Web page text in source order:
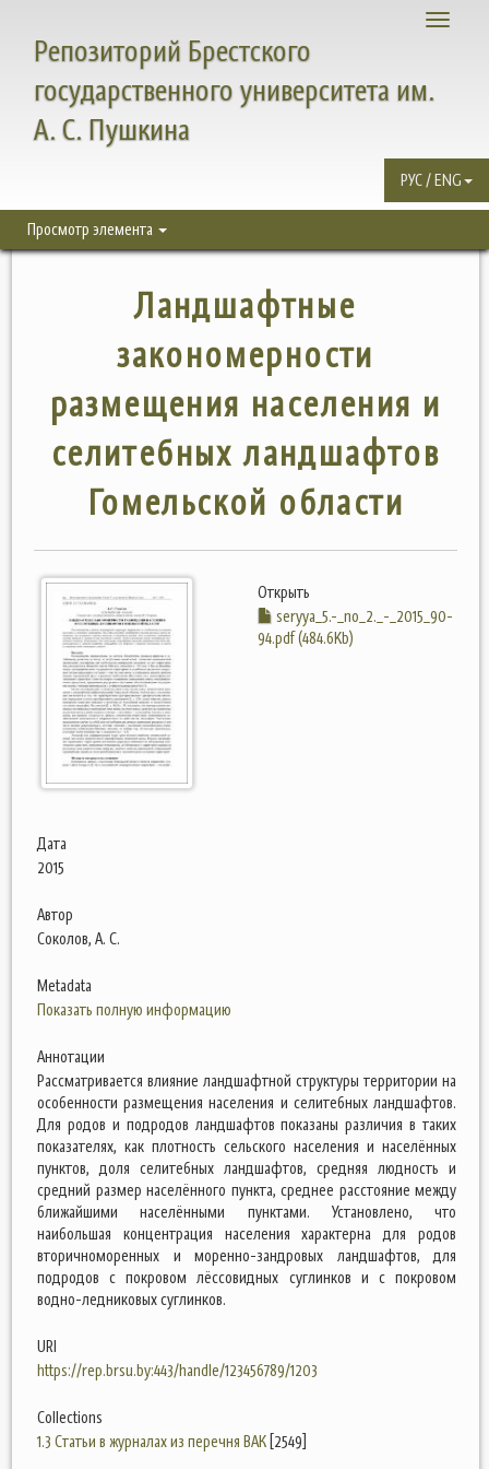
Toggle
Репозиторий Брестского
государственного университета им.
А. С. Пушкина
РУС / ENG
Просмотр элемента
Ландшафтные
закономерности
размещения населения и
селитебных ландшафтов
Гомельской области
Открыть
seryya_5.-_no_2._-_2015_90-
94.pdf (484.6Kb)
Дата
2015
Автор
Соколов, А. С.
Metadata
Показать полную информацию
Аннотации
Рассматривается влияние ландшафтной структуры территории на
особенности размещения населения и селитебных ландшафтов.
Для родов и подродов ландшафтов показаны различия в таких
показателях, как плотность сельского населения и населённых
пунктов, доля селитебных ландшафтов, средняя людность и
средний размер населённого пункта, среднее расстояние между
ближайшими населёнными пунктами. Установлено, что
наибольшая концентрация населения характерна для родов
вторичноморенных и моренно-зандровых ландшафтов, для
подродов с покровом лёссовидных суглинков и с покровом
водно-ледниковых суглинков.
URI
https://rep.brsu.by:443/handle/123456789/1203
Collections
1.3 Статьи в журналах из перечня ВАК [2549]